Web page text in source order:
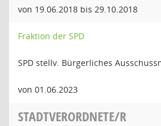
von 19.06.2018 bis 29.10.2018
Fraktion der SPD
SPD stellv. Bürgerliches
von 01.06.2023
STADTVERORDNETE/R